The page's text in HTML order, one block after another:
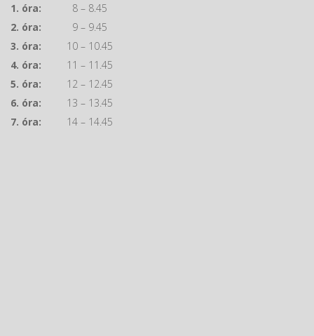
1. óra: 8 – 8.45
2. óra: 9 – 9.45
3. óra: 10 – 10.45
4. óra: 11 – 11.45
5. óra: 12 – 12.45
6. óra: 13 – 13.45
7. óra: 14 – 14.45